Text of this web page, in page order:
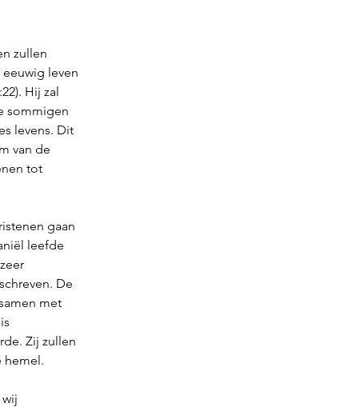
zullen
leven
Hij zal
sommigen
levens. Dit
van de
tot
gaan
leefde
De
met
Zij zullen
hemel.